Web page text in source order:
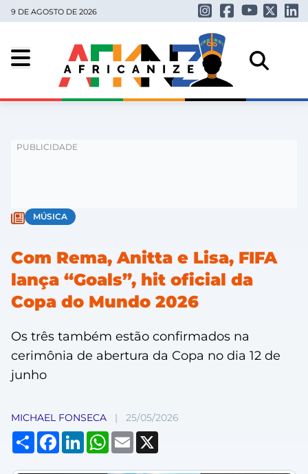
9 DE AGOSTO DE 2026
MÚSICA
Com Rema, Anitta e Lisa, FIFA
lança “Goals”, hit oficial da
Copa do Mundo 2026
Os três também estão confirmados na
cerimônia de abertura da Copa no dia 12 de
junho
MICHAEL FONSECA | 25/05/2026
Compartilhar
Facebook
LinkedInWhatsApp
Email